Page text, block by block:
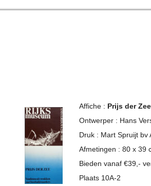
Affiche : Prijs der
Ontwerper : Hans
Druk : Mart Spruijt bv
Afmetingen : 80 x 39
Bieden vanaf €39,-
Plaats 10A-2